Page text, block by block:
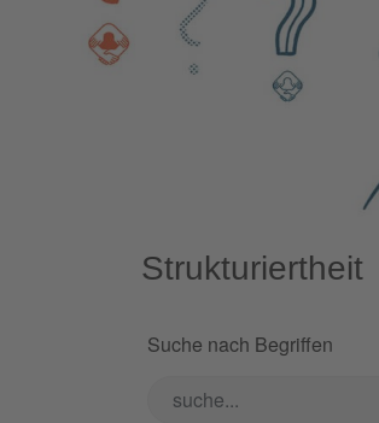
Strukturiertheit
Suche nach Begriffen